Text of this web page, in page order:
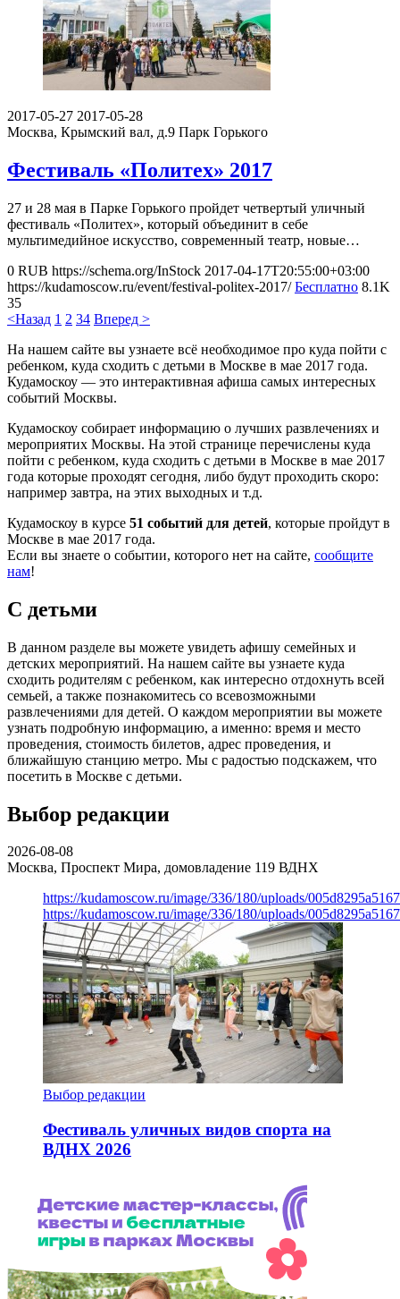
2017-05-27 2017-05-28
Москва, Крымский вал, д.9 Парк Горького
Фестиваль «Политех» 2017
27 и 28 мая в Парке Горького пройдет четвертый уличный
фестиваль «Политех», который объединит в себе
мультимедийное искусство, современный театр, новые…
0 RUB https://schema.org/InStock 2017-04-17T20:55:00+03:00
https://kudamoscow.ru/event/festival-politex-2017/ Бесплатно 8.1K
35
<Назад 1 2 34 Вперед >
На нашем сайте вы узнаете всё необходимое про куда пойти с
ребенком, куда сходить с детьми в Москве в мае 2017 года.
Кудамоскоу — это интерактивная афиша самых интересных
событий Москвы.
Кудамоскоу собирает информацию о лучших развлечениях и
мероприятих Москвы. На этой странице перечислены куда
пойти с ребенком, куда сходить с детьми в Москве в мае 2017
года которые проходят сегодня, либо будут проходить скоро:
например завтра, на этих выходных и т.д.
Кудамоскоу в курсе 51 событий для детей, которые пройдут в
Москве в мае 2017 года.
Если вы знаете о событии, которого нет на сайте, сообщите
нам!
С детьми
В данном разделе вы можете увидеть афишу семейных и
детских мероприятий. На нашем сайте вы узнаете куда
сходить родителям с ребенком, как интересно отдохнуть всей
семьей, а также познакомитесь со всевозможными
развлечениями для детей. О каждом мероприятии вы можете
узнать подробную информацию, а именно: время и место
проведения, стоимость билетов, адрес проведения, и
ближайшую станцию метро. Мы с радостью подскажем, что
посетить в Москве с детьми.
Выбор редакции
2026-08-08
Москва, Проспект Мира, домовладение 119 ВДНХ
https://kudamoscow.ru/image/336/180/uploads/
https://kudamoscow.ru/image/336/180/uploads/
Выбор редакции
Фестиваль уличных видов спорта на
ВДНХ 2026